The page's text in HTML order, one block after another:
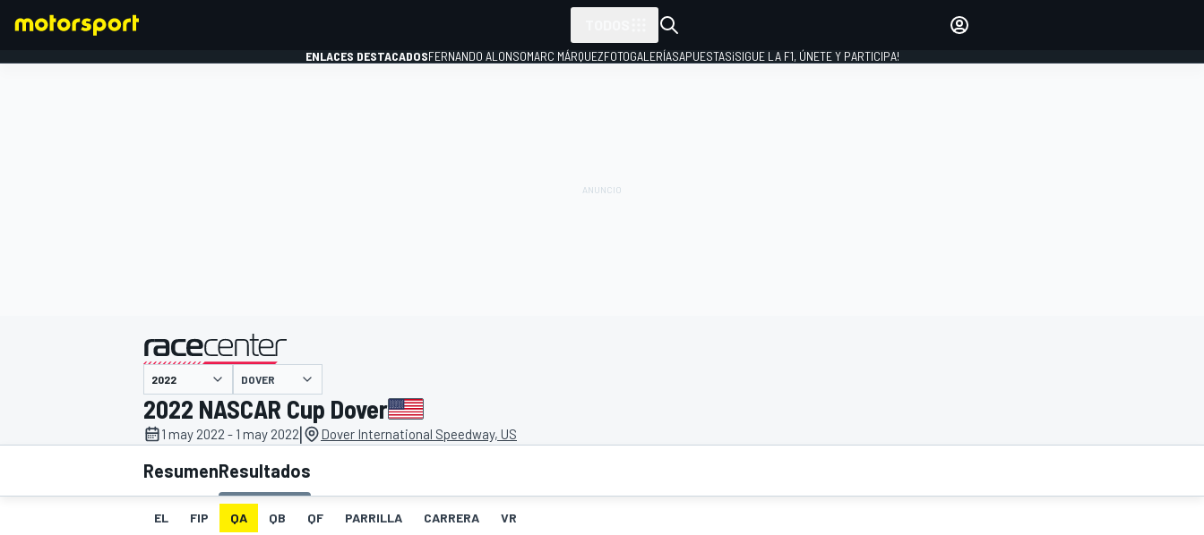
INDYCAR WRC
ENLACES DESTACADOSFERNANDO ALONSOMARC MÁRQUEZFOTOGALERÍASAPUESTAS¡SIGUE LA F1, ÚNETE Y PARTICIPA!
presentado por
DOVER
2022 NASCAR Cup Dover
1 may 2022 - 1 may 2022| Dover International Speedway, US
ResumenResultados
EL FIP QA QB QF PARRILLA CARRERA VR